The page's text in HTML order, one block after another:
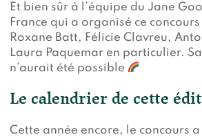
Et bien sûr à l’équipe du Jane
France qui a organisé ce
Roxane Batt, Félicie Clavreu,
Laura Paquemar en particulier.
n’aurait été possible
Le calendrier de cette
Cette année encore, le concours